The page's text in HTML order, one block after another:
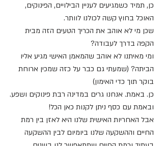
כן, תמיד כשמגיעים לעניין הבילויים, הפינוקים,
האוכל בחוץ קשה לכולנו לוותר.
שכן מי לא אוהב את הכריך הטעים הזה מבית
הקפה בדרך לעבודה?
ומי מאיתנו לא אוהב שהמאמן האישי מגיע אליו
הביתה? (שמעתי גם כבר על כזה שמכין ארוחת
בוקר תוך כדי האימון)
כן. באמת. אנחנו גרים במדינה רבת פינוקים ושפע.
ובאמת עם כסף ניתן לקנות כאן הכל!
אבל האחריות האישית שלנו היא לאזן בין רמת
החיים וההשקעה שלנו ביומיום לבין ההשקעה